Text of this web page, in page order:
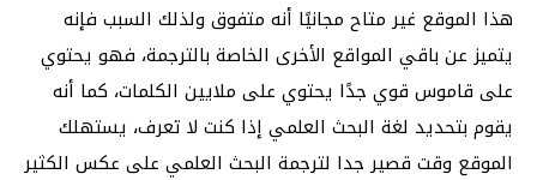
هذا الموقع غير متاح مجانيًا أنه متفوق ولذلك السبب فإنه
يتميز عن باقي المواقع الأخرى الخاصة بالترجمة، فهو يحتوي
على قاموس قوي جدًا يحتوي على ملايين الكلمات، كما أنه
يقوم بتحديد لغة البحث العلمي إذا كنت لا تعرف، يستهلك
الموقع وقت قصير جدا لترجمة البحث العلمي على عكس الكثير